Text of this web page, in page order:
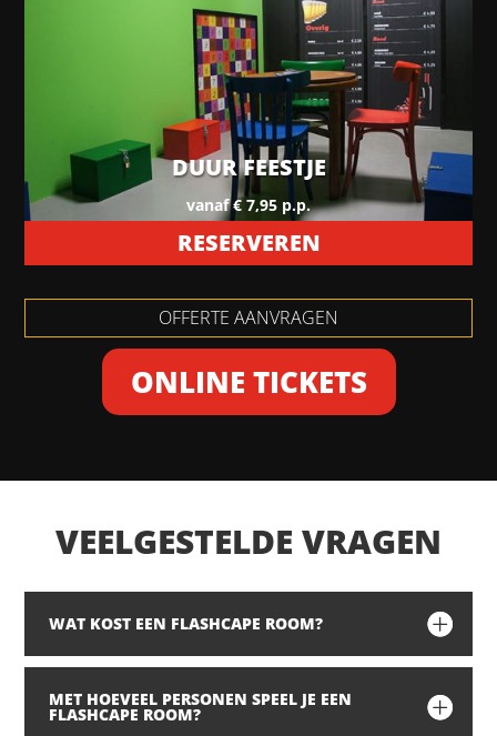
DUUR FEESTJE
vanaf € 7,95 p.p.
RESERVEREN
OFFERTE AANVRAGEN
ONLINE TICKETS
VEELGESTELDE VRAGEN
WAT KOST EEN FLASHCAPE ROOM?
MET HOEVEEL PERSONEN SPEEL JE EEN
FLASHCAPE ROOM?